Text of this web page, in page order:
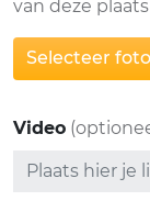
van deze plaats
Selecteer
Video